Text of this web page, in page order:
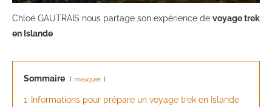
Chloé GAUTRAIS nous partage son expérience de voyage trek
en Islande
Sommaire masquer
1
Informations pour prépare un voyage trek en Islande